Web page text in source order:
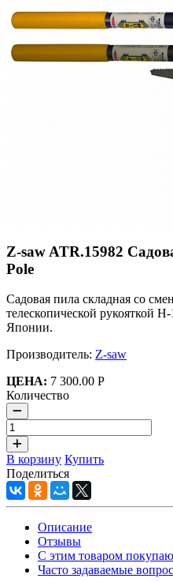
Z-saw ATR.15982
Pole
Садовая пила складная со
телескопической рукояткой
Японии.
Производитель: Z-saw
ЦЕНА: 7 300.00 Р
Количество
В корзину Купить
Поделиться
Описание
Отзывы
С этим товаром
Часто задаваемые